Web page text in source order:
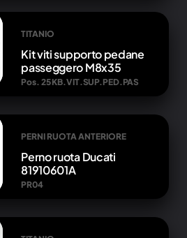
TITANIO
Kit viti supporto pedane
passeggero M8x35
Pos. 25 KB.VIT.SUP.PED.PAS
PERNI RUOTA ANTERIORE
Perno ruota Ducati
81910601A
PR04